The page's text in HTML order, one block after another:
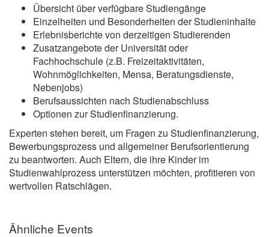
Übersicht über verfügbare Studiengänge
Einzelheiten und Besonderheiten der Studieninhalte
Erlebnisberichte von derzeitigen Studierenden
Zusatzangebote der Universität oder
Fachhochschule (z.B. Freizeitaktivitäten,
Wohnmöglichkeiten, Mensa, Beratungsdienste,
Nebenjobs)
Berufsaussichten nach Studienabschluss
Optionen zur Studienfinanzierung.
Experten stehen bereit, um Fragen zu Studienfinanzierung,
Bewerbungsprozess und allgemeiner Berufsorientierung
zu beantworten. Auch Eltern, die ihre Kinder im
Studienwahlprozess unterstützen möchten, profitieren von
wertvollen Ratschlägen.
Ähnliche Events